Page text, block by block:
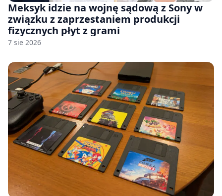
Meksyk idzie na wojnę sądową z Sony w
związku z zaprzestaniem produkcji
fizycznych płyt z grami
7 sie 2026